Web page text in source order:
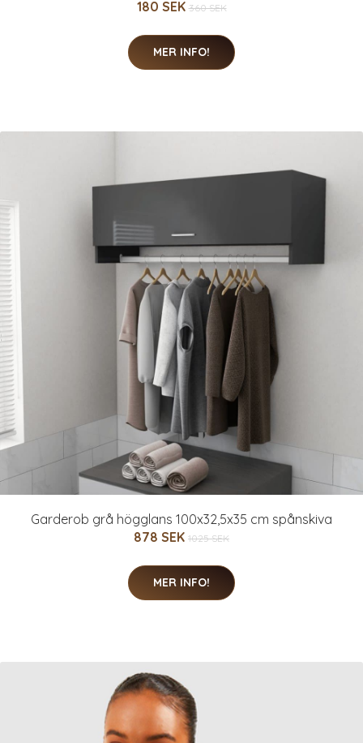
180 SEK 360 SEK
MER INFO!
Garderob grå högglans 100x32,5x35 cm spånskiva
878 SEK 1025 SEK
MER INFO!